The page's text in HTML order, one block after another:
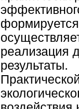
реализация
результаты.